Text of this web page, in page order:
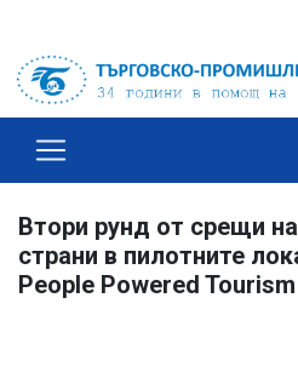
Втори рунд от срещи
страни в пилотните
People Powered Tourism